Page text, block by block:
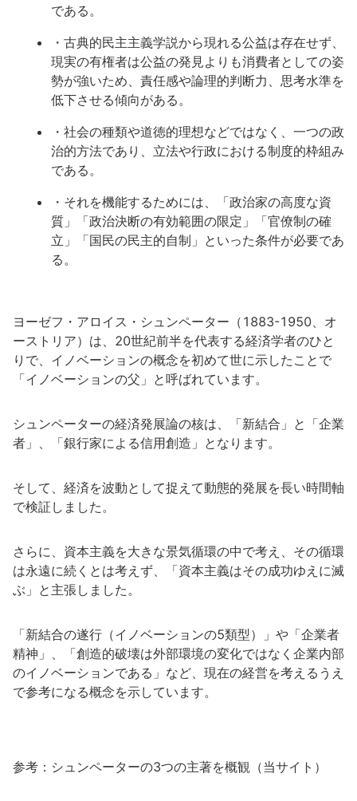
である。
・古典的民主主義学説から現れる公益は存在せず、
現実の有権者は公益の発見よりも消費者としての姿
勢が強いため、責任感や論理的判断力、思考水準を
低下させる傾向がある。
・社会の種類や道徳的理想などではなく、一つの政
治的方法であり、立法や行政における制度的枠組み
である。
・それを機能するためには、「政治家の高度な資
質」「政治決断の有効範囲の限定」「官僚制の確
立」「国民の民主的自制」といった条件が必要であ
る。
ヨーゼフ・アロイス・シュンペーター（1883-1950、オ
ーストリア）は、20世紀前半を代表する経済学者のひと
りで、イノベーションの概念を初めて世に示したことで
「イノベーションの父」と呼ばれています。
シュンペーターの経済発展論の核は、「新結合」と「企業
者」、「銀行家による信用創造」となります。
そして、経済を波動として捉えて動態的発展を長い時間軸
で検証しました。
さらに、資本主義を大きな景気循環の中で考え、その循環
は永遠に続くとは考えず、「資本主義はその成功ゆえに滅
ぶ」と主張しました。
「新結合の遂行（イノベーションの5類型）」や「企業者
精神」、「創造的破壊は外部環境の変化ではなく企業内部
のイノベーションである」など、現在の経営を考えるうえ
で参考になる概念を示しています。
参考：シュンペーターの3つの主著を概観（当サイト）